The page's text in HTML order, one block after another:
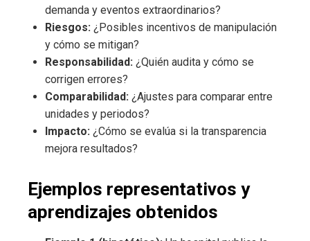
demanda y eventos extraordinarios?
Riesgos: ¿Posibles incentivos de manipulación
y cómo se mitigan?
Responsabilidad: ¿Quién audita y cómo se
corrigen errores?
Comparabilidad: ¿Ajustes para comparar entre
unidades y periodos?
Impacto: ¿Cómo se evalúa si la transparencia
mejora resultados?
Ejemplos representativos y
aprendizajes obtenidos